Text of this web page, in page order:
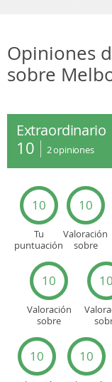
Opiniones
sobre
Extraordinario
10 2opiniones
10
Tu
puntuación
10
Valoración
sobre
10
Valoración
sobre
10
10 10